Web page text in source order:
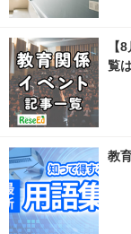
【
覧
教